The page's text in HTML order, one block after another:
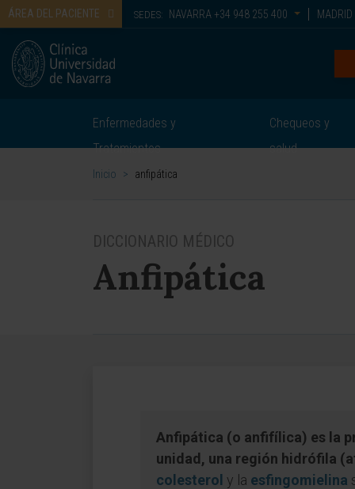
ÁREA DEL PACIENTE SEDES: NAVARRA +34 948 255 400 MADRID
Enfermedades y
Tratamientos
Chequeos y
salud
Inicio > anfipática
DICCIONARIO MÉDICO
Anfipática
Anfipática (o anfifílica) es la
unidad, una región hidrófila
colesterol y la esfingomielina